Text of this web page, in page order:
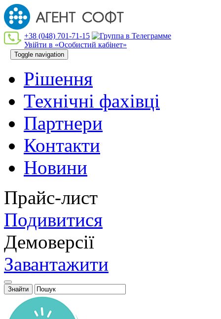
+38 (048) 701-71-15
Увійти в «Особистий кабінет»
Toggle navigation
Рішення
Технiчнi фахiвцi
Партнери
Контакти
Новини
Прайс-лист
Подивитися
Демоверсії
Завантажити